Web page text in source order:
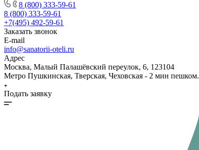
8 (800) 333-59-61
8 (800) 333-59-61
+7(495) 492-59-61
Заказать звонок
E-mail
info@sanatorii-oteli.ru
Адрес
Москва, Малый Палашёвский переулок, 6, 123104
Метро Пушкинская, Тверская, Чеховская - 2 мин пешком.
Подать заявку